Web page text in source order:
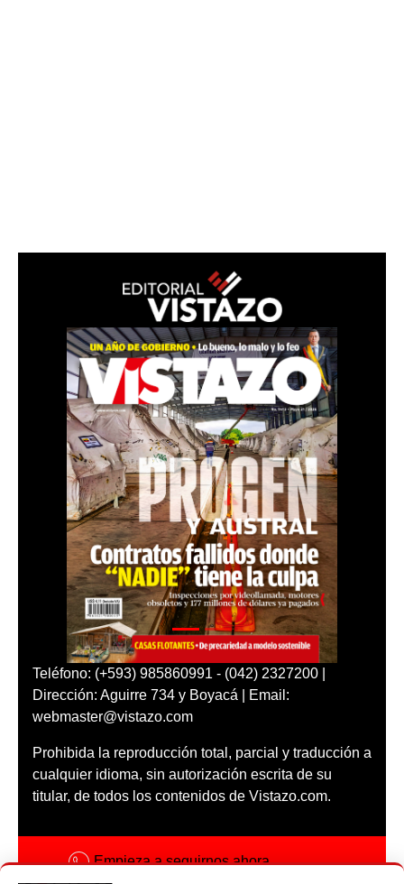
Teléfono: (+593) 985860991 - (042) 2327200 |
Dirección: Aguirre 734 y Boyacá | Email:
webmaster@vistazo.com
Prohibida la reproducción total, parcial y traducción a
cualquier idioma, sin autorización escrita de su
titular, de todos los contenidos de Vistazo.com.
Empieza a seguirnos ahora